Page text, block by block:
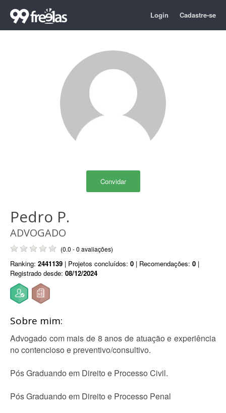
Login Cadastre-se
Convidar
Pedro P.
ADVOGADO
(0.0 - 0 avaliações)
Ranking: 2441139 | Projetos concluídos: 0 | Recomendações: 0 |
Registrado desde: 08/12/2024
Sobre mim:
Advogado com mais de 8 anos de atuação e experiência
no contencioso e preventivo/consultivo.
Pós Graduando em Direito e Processo Civil.
Pós Graduando em Direito e Processo Penal